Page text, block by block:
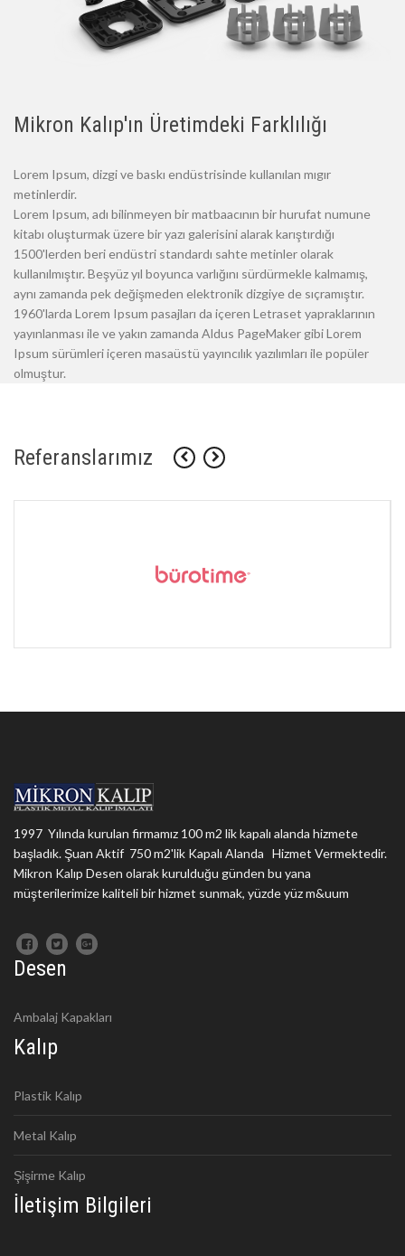
Mikron Kalıp'ın Üretimdeki Farklılığı
Lorem Ipsum, dizgi ve baskı endüstrisinde kullanılan mıgır
metinlerdir.
Lorem Ipsum, adı bilinmeyen bir matbaacının bir hurufat numune
kitabı oluşturmak üzere bir yazı galerisini alarak karıştırdığı
1500'lerden beri endüstri standardı sahte metinler olarak
kullanılmıştır. Beşyüz yıl boyunca varlığını sürdürmekle kalmamış,
aynı zamanda pek değişmeden elektronik dizgiye de sıçramıştır.
1960'larda Lorem Ipsum pasajları da içeren Letraset yapraklarının
yayınlanması ile ve yakın zamanda Aldus PageMaker gibi Lorem
Ipsum sürümleri içeren masaüstü yayıncılık yazılımları ile popüler
olmuştur.
Referanslarımız
1997 Yılında kurulan firmamız 100 m2 lik kapalı alanda hizmete
başladık. Şuan Aktif 750 m2'lik Kapalı Alanda Hizmet Vermektedir.
Mikron Kalıp Desen olarak kurulduğu günden bu yana
müşterilerimize kaliteli bir hizmet sunmak, yüzde yüz m&uum
Desen
Ambalaj Kapakları
Kalıp
Plastik Kalıp
Metal Kalıp
Şişirme Kalıp
İletişim Bilgileri